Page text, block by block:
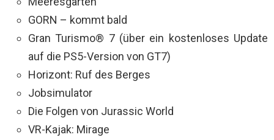
GORN – kommt bald
Gran Turismo® 7 (über ein kostenloses Update
auf die PS5-Version von GT7)
Horizont: Ruf des Berges
Jobsimulator
Die Folgen von Jurassic World
VR-Kajak: Mirage